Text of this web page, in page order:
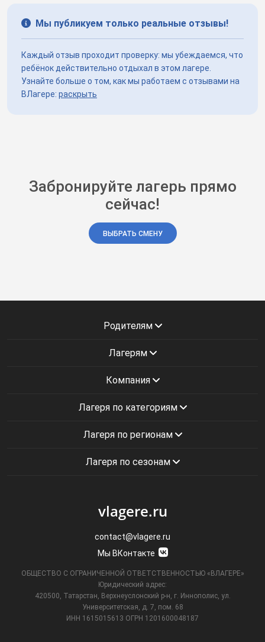
Мы публикуем только реальные отзывы!
Каждый отзыв проходит проверку: мы убеждаемся, что
ребёнок действительно отдыхал в этом лагере.
Узнайте больше о том, как мы работаем с отзывами на
ВЛагере: раскрыть
Забронируйте лагерь прямо
сейчас!
ВЫБРАТЬ СМЕНУ
Родителям
Лагерям
Компания
Лагеря по категориям
Лагеря по регионам
Лагеря по сезонам
vlagere.ru
contact@vlagere.ru
Мы ВКонтакте
ОБЩЕСТВО С ОГРАНИЧЕННОЙ ОТВЕТСТВЕННОСТЬЮ «ВЛАГЕРЕ»
Юридический адрес:
420500, Татарстан, Верхнеуслонский р-н, г. Иннополис, ул.
Университетская,
д. 7, пом. 68
ИНН 1615015613 ОГРН 1201600048187